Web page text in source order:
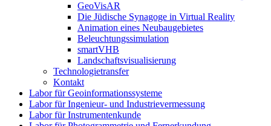
GeoVisAR
Die Jüdische Synagoge in Virtual Reality
Animation eines Neubaugebietes
Beleuchtungssimulation
smartVHB
Landschaftsvisualisierung
Technologietransfer
Kontakt
Labor für Geoinformationssysteme
Labor für Ingenieur- und Industrievermessung
Labor für Instrumentenkunde